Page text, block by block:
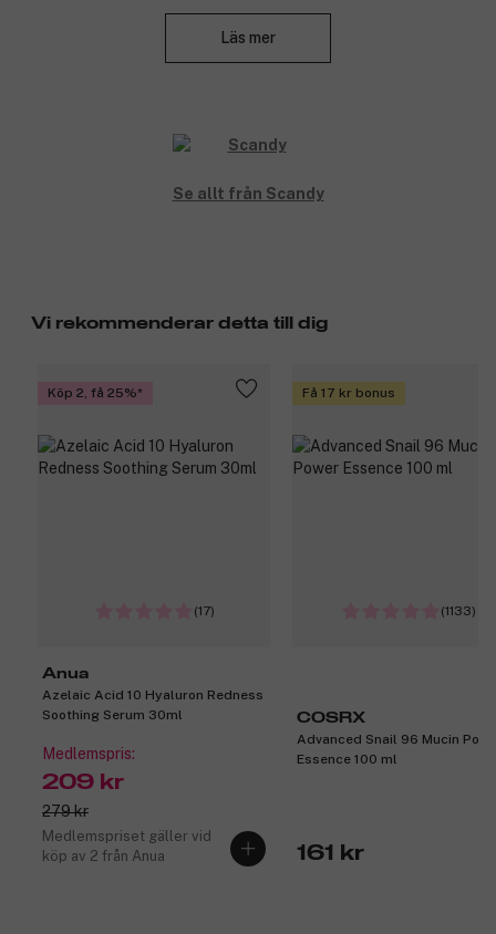
Perfekt för dig som vill ha mjuka, glossiga läppar med en
Läs mer
Se allt från Scandy
Vi rekommenderar detta till dig
Köp 2, få 25%
(17)
Anua
Azelaic Acid 10 Hyaluron Redness
Soothing Serum 30ml
Medlemspris:
209 kr
279 kr
Medlemspriset gäller vid
köp av 2 från Anua
Få 17 kr bonus
(1133)
COSRX
Advanced Snail 96 Mucin
Essence 100 ml
161 kr